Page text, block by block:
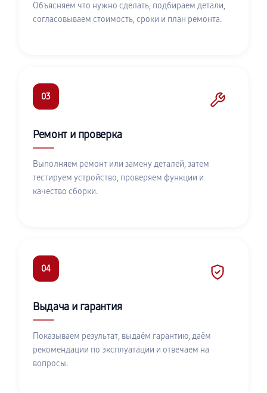
Объясняем что нужно сделать, подбираем детали,
согласовываем стоимость, сроки и план ремонта.
03
Ремонт и проверка
Выполняем ремонт или замену деталей, затем
тестируем устройство, проверяем функции и
качество сборки.
04
Выдача и гарантия
Показываем результат, выдаём гарантию, даём
рекомендации по эксплуатации и отвечаем на
вопросы.